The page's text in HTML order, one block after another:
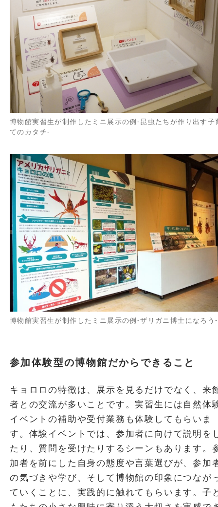
博物館実習生が制作したミニ展示の例-昆虫たちが作り出す子
てのカタチ-
博物館実習生が制作したミニ展示の例-ザリガニ博士になろう-
参加体験型の博物館だからできること
キョロロの特徴は、展示を見るだけでなく、来
者との交流が多いことです。実習生には自然体
イベントの補助や受付業務も体験してもらいま
す。体験イベントでは、参加者に向けて説明を
たり、質問を受けたりするシーンもあります。
加者を前にした自身の態度や言葉選びが、参加
の気づきや学び、そして博物館の印象につなが
ていくことに、実践的に触れてもらいます。子